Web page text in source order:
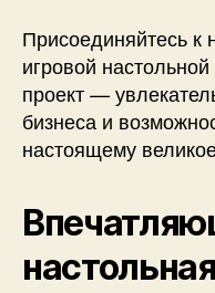
Присоединяйтесь к
игровой
проект —
бизнеса и
настоящему